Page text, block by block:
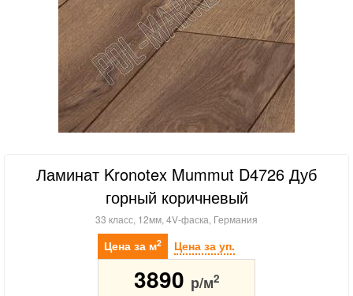
Ламинат Kronotex Mummut D4726 Дуб
горный коричневый
33 класс, 12мм, 4V-фаска, Германия
Цена за м2 Цена за уп.
3890 р/м2